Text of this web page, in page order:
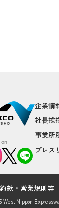
企業情
社⻑挨
事業所
プレス
on
款・営業規則等
West Nippon